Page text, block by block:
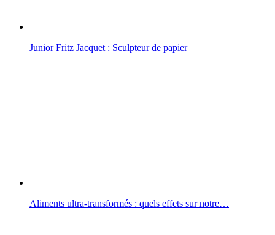
Junior Fritz Jacquet : Sculpteur de papier
Aliments ultra-transformés : quels effets sur notre…